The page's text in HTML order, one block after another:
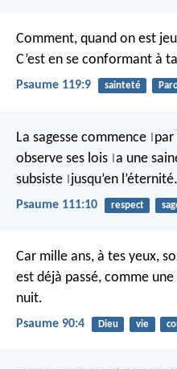
Comment, quand on est
C’est en se conformant à
Psaume 119:9 sainteté
La sagesse commence par
observe ses lois a une
subsiste jusqu’en l’éternité.
Psaume 111:10 respect
Car mille ans, à tes yeux,
est déjà passé, comme une
nuit.
Psaume 90:4 Dieu vie